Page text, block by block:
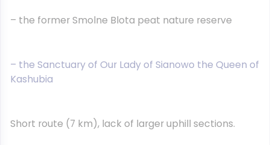
– the former Smolne Blota peat nature reserve
– the Sanctuary of Our Lady of Sianowo the Queen of
Kashubia
Short route (7 km), lack of larger uphill sections.